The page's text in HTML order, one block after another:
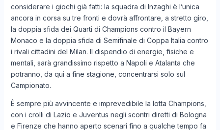
considerare i giochi già fatti: la squadra di Inzaghi è l’unica
ancora in corsa su tre fronti e dovrà affrontare, a stretto giro,
la doppia sfida dei Quarti di Champions contro il Bayern
Monaco e la doppia sfida di Semifinale di Coppa Italia contro
i rivali cittadini del Milan. Il dispendio di energie, fisiche e
mentali, sarà grandissimo rispetto a Napoli e Atalanta che
potranno, da qui a fine stagione, concentrarsi solo sul
Campionato.
È sempre più avvincente e imprevedibile la lotta Champions,
con i crolli di Lazio e Juventus negli scontri diretti di Bologna
e Firenze che hanno aperto scenari fino a qualche tempo fa